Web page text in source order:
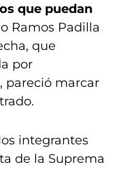
que puedan
Ramos Padilla
que
por
pareció marcar
integrantes
de la Suprema